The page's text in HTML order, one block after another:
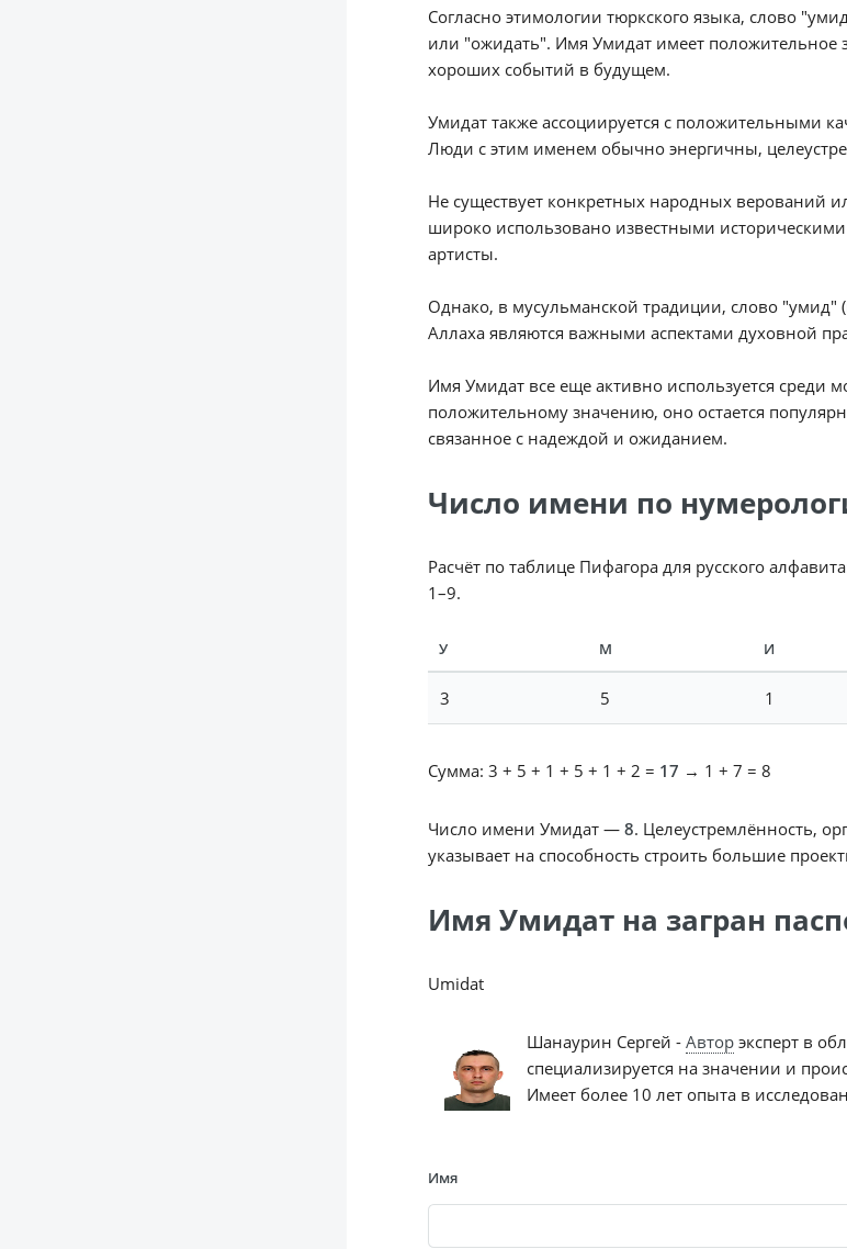
Согласно этимологии тюркского языка, слово
или "ожидать". Имя Умидат имеет положительное
хороших событий в будущем.
Умидат также ассоциируется с положительными
Люди с этим именем обычно энергичны,
Не существует конкретных народных верований
широко использовано известными
артисты.
Однако, в мусульманской традиции, слово "умид"
Аллаха являются важными аспектами духовной
Имя Умидат все еще активно используется среди
положительному значению, оно остается
связанное с надеждой и ожиданием.
Число имени по
Расчёт по таблице Пифагора для русского
1–9.
У М И
3 5 1
Сумма: 3 + 5 + 1 + 5 + 1 + 2 = 17 → 1 + 7 = 8
Число имени Умидат — 8. Целеустремлённость,
указывает на способность строить большие
Имя Умидат на загран
Umidat
Шанаурин Сергей - Авторэксперт в
специализируется на значении и
Имеет более 10 лет опыта в
Имя